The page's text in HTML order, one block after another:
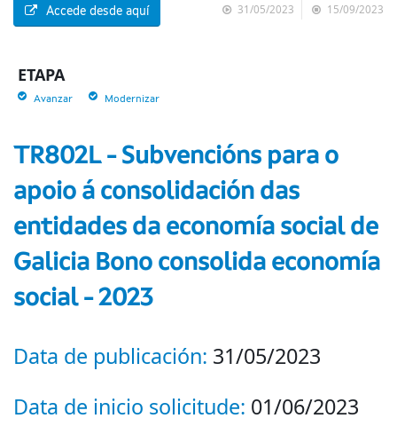
31/05/2023 15/09/2023
Accede desde aquí
ETAPA
Avanzar Modernizar
TR802L - Subvencións para o
apoio á consolidación das
entidades da economía social de
Galicia Bono consolida economía
social - 2023
Data de publicación: 31/05/2023
Data de inicio solicitude: 01/06/2023